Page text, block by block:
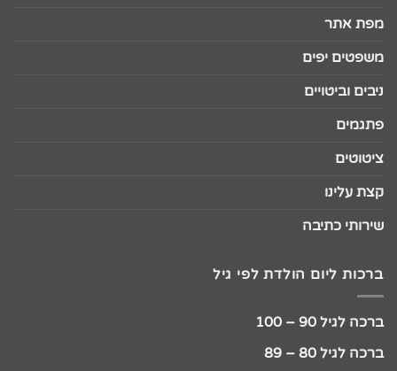
מפת אתר
משפטים יפים
ניבים וביטויים
פתגמים
ציטוטים
קצת עלינו
שירותי כתיבה
ברכות ליום הולדת לפי גיל
ברכה לגיל 90 – 100
ברכה לגיל 80 – 89